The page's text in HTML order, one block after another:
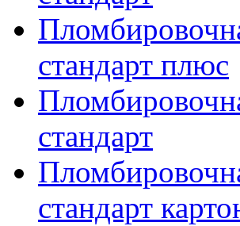
стандарт плюс
стандарт
стандарт